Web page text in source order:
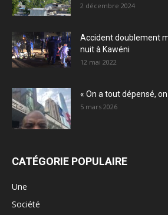
2 décembre 2024
Accident doublement
nuit à Kawéni
12 mai 2022
« On a tout dépensé, on
5 mars 2026
CATÉGORIE POPULAIRE
Une
Société